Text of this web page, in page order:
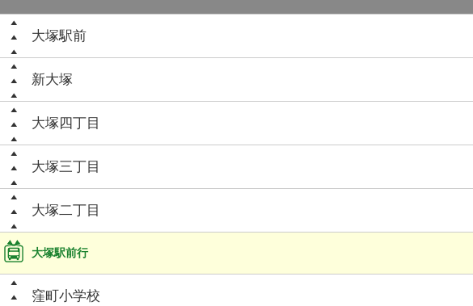
大塚駅前
新大塚
大塚四丁目
大塚三丁目
大塚二丁目
大塚駅前行
窪町小学校